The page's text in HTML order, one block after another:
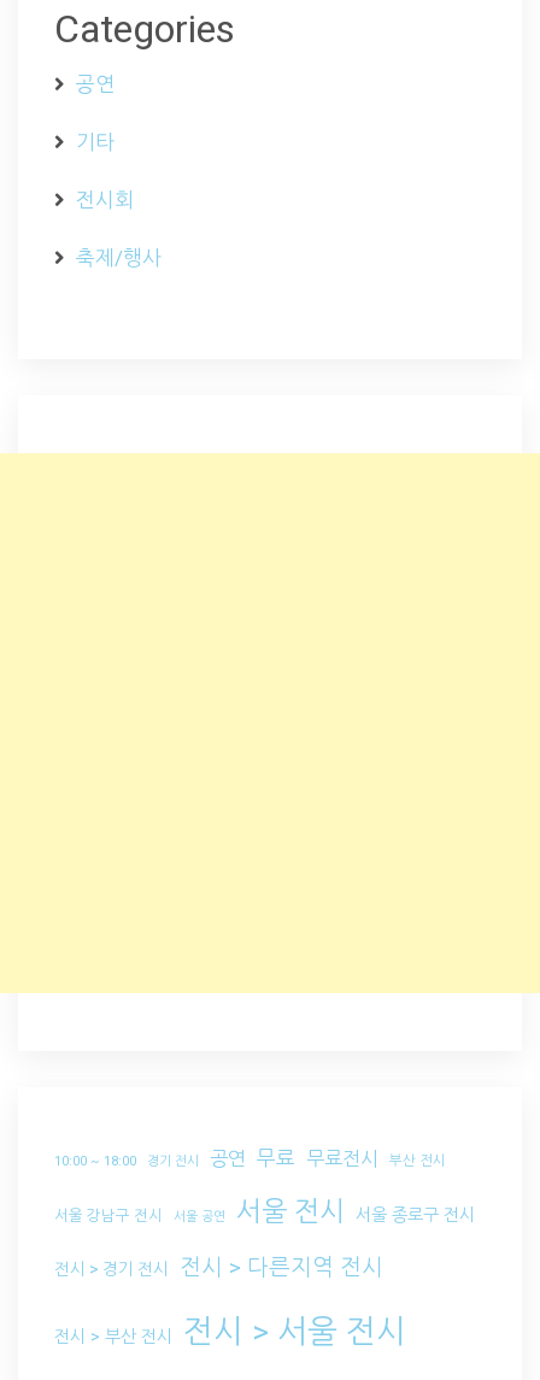
Categories
공연
기타
전시회
축제/행사
10:00 ~ 18:00 경기 전시 공연 무료 무료전시 부산 전시
서울 강남구 전시 서울 공연 서울 전시 서울 종로구 전시
전시 > 경기 전시 전시 > 다른지역 전시
전시 > 부산 전시 전시 > 서울 전시